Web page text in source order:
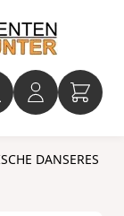
DANSERES